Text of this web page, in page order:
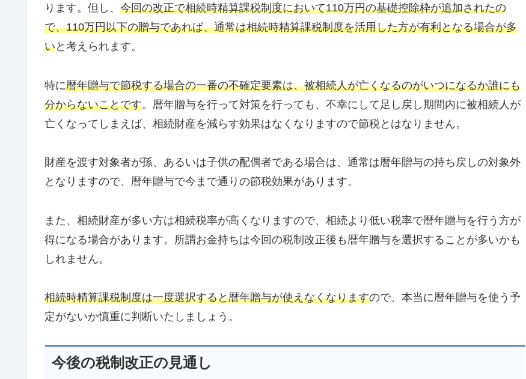
ります。但し、 今回の改正で相続時精算課税制度において110万円の基礎控除枠が追加されたの
で、110万円以下の贈与であれば、通常は相続時精算課税制度を活用した方が有利となる場合が多
いと考えられます。
特に暦年贈与で節税する場合の一番の不確定要素は、被相続人が亡くなるのがいつになるか誰にも
分からないことです。暦年贈与を行って対策を行っても、不幸にして足し戻し期間内に被相続人が
亡くなってしまえば、相続財産を減らす効果はなくなりますので節税とはなりません。
財産を渡す対象者が孫、あるいは子供の配偶者である場合は、通常は暦年贈与の持ち戻しの対象外
となりますので、暦年贈与で今まで通りの節税効果があります。
また、相続財産が多い方は相続税率が高くなりますので、相続より低い税率で暦年贈与を行う方が
得になる場合があります。所謂お金持ちは今回の税制改正後も暦年贈与を選択することが多いかも
しれません。
相続時精算課税制度は一度選択すると暦年贈与が使えなくなりますので、本当に暦年贈与を使う予
定がないか慎重に判断いたしましょう。
今後の税制改正の見通し